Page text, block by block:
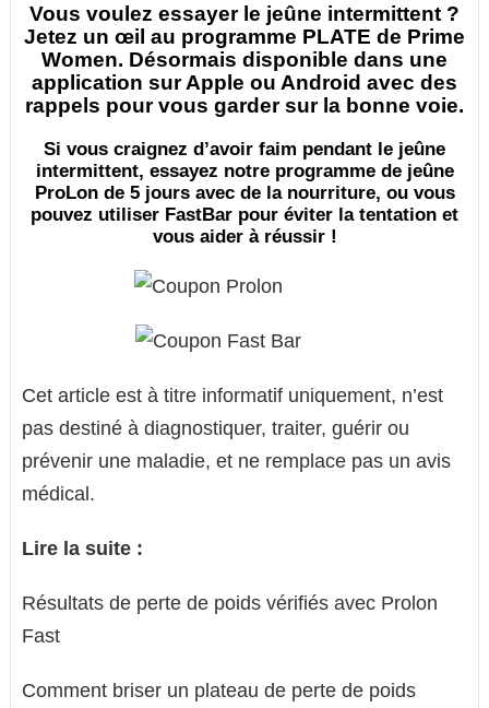
Vous voulez essayer le jeûne intermittent ?
Jetez un œil au programme PLATE de Prime
Women. Désormais disponible dans une
application sur Apple ou Android avec des
rappels pour vous garder sur la bonne voie.
Si vous craignez d’avoir faim pendant le jeûne
intermittent, essayez notre programme de jeûne
ProLon de 5 jours avec de la nourriture, ou vous
pouvez utiliser FastBar pour éviter la tentation et
vous aider à réussir !
Cet article est à titre informatif uniquement, n’est
pas destiné à diagnostiquer, traiter, guérir ou
prévenir une maladie, et ne remplace pas un avis
médical.
Lire la suite :
Résultats de perte de poids vérifiés avec Prolon
Fast
Comment briser un plateau de perte de poids